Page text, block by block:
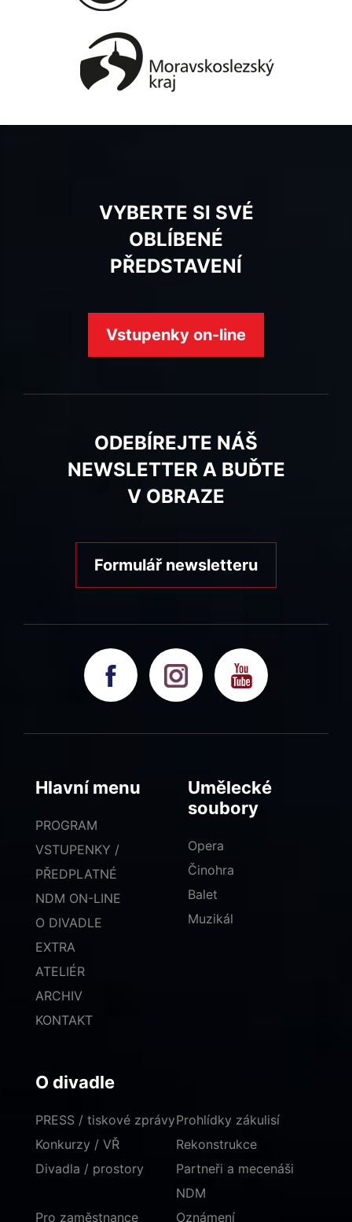
VYBERTE SI SVÉ
OBLÍBENÉ
PŘEDSTAVENÍ
Vstupenky on-line
ODEBÍREJTE NÁŠ
NEWSLETTER A BUĎTE
V OBRAZE
Formulář newsletteru
Hlavní menu
PROGRAM
VSTUPENKY /
PŘEDPLATNÉ
NDM ON-LINE
O DIVADLE
EXTRA
ATELIÉR
ARCHIV
KONTAKT
Umělecké
soubory
Opera
Činohra
Balet
Muzikál
O divadle
PRESS / tiskové zprávy
Konkurzy / VŘ
Divadla / prostory
Prohlídky zákulisí
Rekonstrukce
Partneři a mecenáši
NDM
Pro zaměstnance
Oznámení